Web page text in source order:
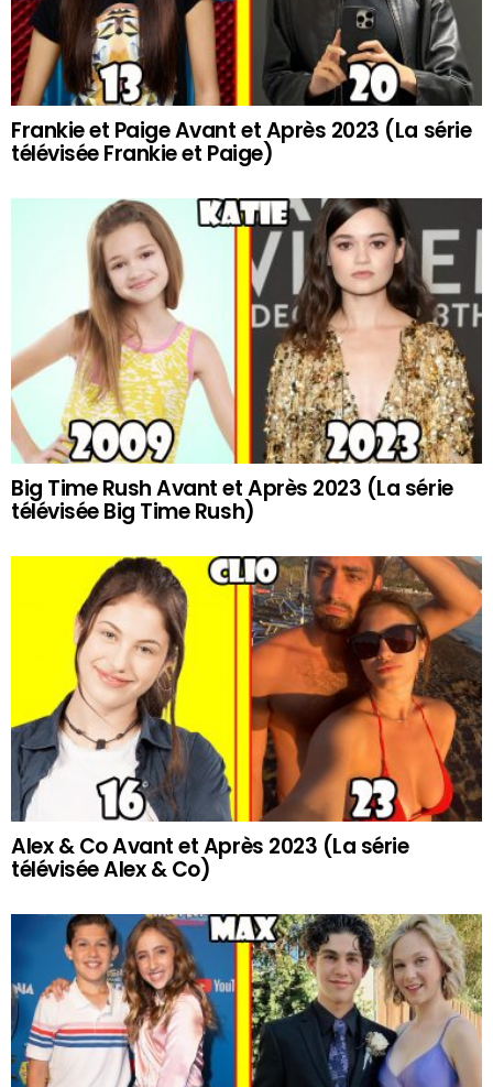
Frankie et Paige Avant et Après 2023 (La série
télévisée Frankie et Paige)
Big Time Rush Avant et Après 2023 (La série
télévisée Big Time Rush)
Alex & Co Avant et Après 2023 (La série
télévisée Alex & Co)